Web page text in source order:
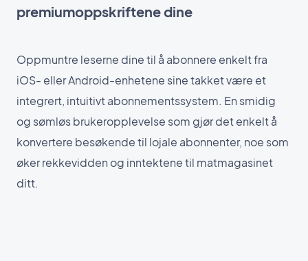
premiumoppskriftene dine
Oppmuntre leserne dine til å abonnere enkelt fra
iOS- eller Android-enhetene sine takket være et
integrert, intuitivt abonnementssystem. En smidig
og sømløs brukeropplevelse som gjør det enkelt å
konvertere besøkende til lojale abonnenter, noe som
øker rekkevidden og inntektene til matmagasinet
ditt.